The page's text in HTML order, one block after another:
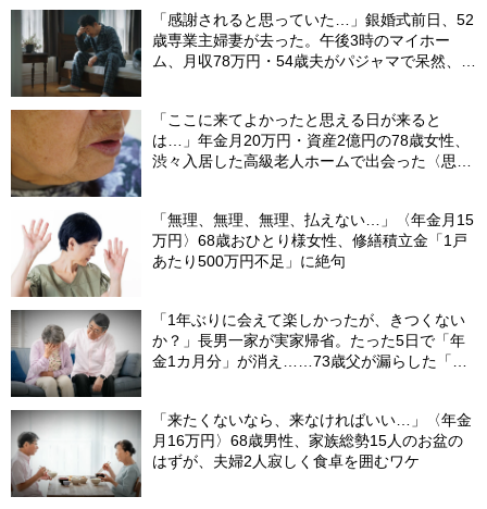
「感謝されると思っていた…」銀婚式前日、52
歳専業主婦妻が去った。午後3時のマイホー
ム、月収78万円・54歳夫がパジャマで呆然、カ
「ここに来てよかったと思える日が来ると
は…」年金月20万円・資産2億円の78歳女性、
渋々入居した高級老人ホームで出会った〈思わ
「無理、無理、無理、払えない…」〈年金月15
万円〉68歳おひとり様女性、修繕積立金「1戸
あたり500万円不足」に絶句
「1年ぶりに会えて楽しかったが、きつくない
か？」長男一家が実家帰省。たった5日で「年
金1カ月分」が消え……73歳父が漏らした「本
「来たくないなら、来なければいい…」〈年金
月16万円〉68歳男性、家族総勢15人のお盆の
はずが、夫婦2人寂しく食卓を囲むワケ